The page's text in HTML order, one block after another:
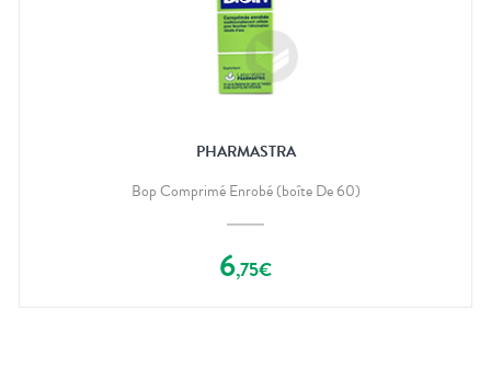
PHARMASTRA
Bop Comprimé Enrobé (boîte De 60)
6,75€